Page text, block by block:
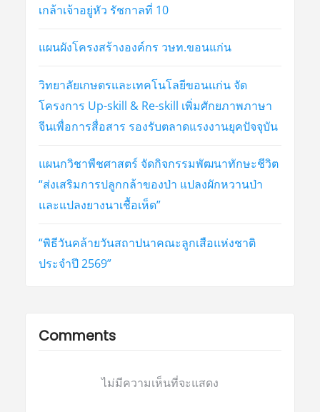
เกล้าเจ้าอยู่หัว รัชกาลที่ 10
แผนผังโครงสร้างองค์กร วษท.ขอนแก่น
วิทยาลัยเกษตรและเทคโนโลยีขอนแก่น จัด
โครงการ Up-skill & Re-skill เพิ่มศักยภาพภาษา
จีนเพื่อการสื่อสาร รองรับตลาดแรงงานยุคปัจจุบัน
แผนกวิชาพืชศาสตร์ จัดกิจกรรมพัฒนาทักษะชีวิต
“ส่งเสริมการปลูกกล้าของป่า แปลงผักหวานป่า
และแปลงยางนาเชื้อเห็ด”
“พิธีวันคล้ายวันสถาปนาคณะลูกเสือแห่งชาติ
ประจำปี 2569”
Comments
ไม่มีความเห็นที่จะแสดง